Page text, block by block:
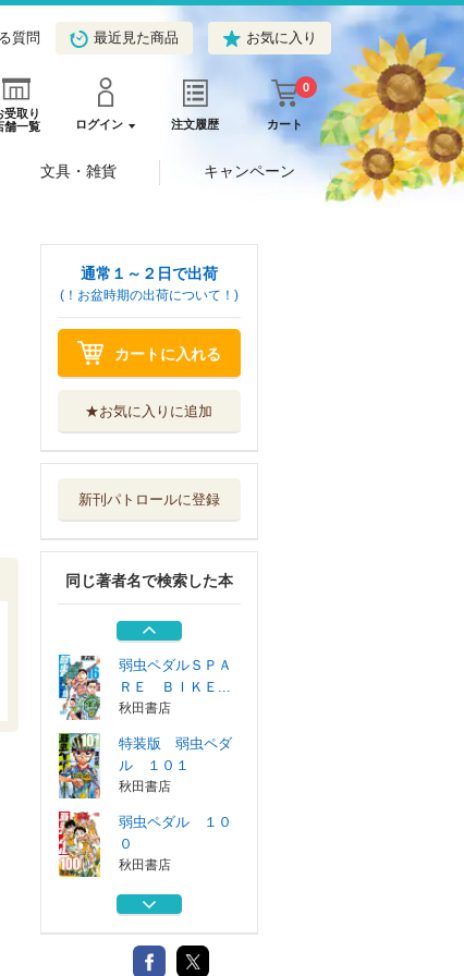
質問 最近見た商品 お気に入り
受取り
舗一覧
ログイン 注文履歴 カート
0
文具・雑貨 キャンペーン
通常１～２日で出荷
(！お盆時期の出荷について！)
カートに入れる
★お気に入りに追加
新刊パトロールに登録
同じ著者名で検索した本
特装版 弱虫ペダ
ル １０１
弱虫ペダル １０
秋田書店
弱虫ペダル ９９
秋田書店
弱虫ペダルＳＰＡ
ＲＥ ＢＩＫＥ...
秋田書店
特装版 弱虫ペダ
ル １０１
秋田書店
弱虫ペダル １０
０
秋田書店
弱虫ペダル ９９